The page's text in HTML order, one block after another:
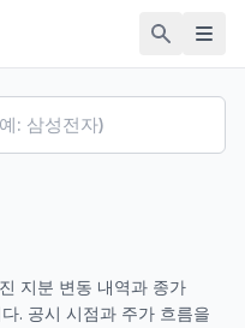
지분 변동 내역과 종가
. 공시 시점과 주가 흐름을